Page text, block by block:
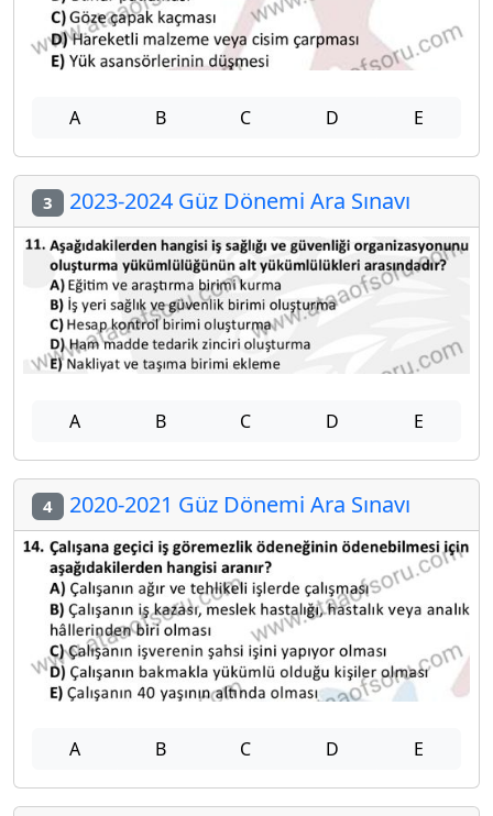
A B C D E
3 2023-2024 Güz Dönemi Ara Sınavı
A B C D E
4 2020-2021 Güz Dönemi Ara Sınavı
A B C D E